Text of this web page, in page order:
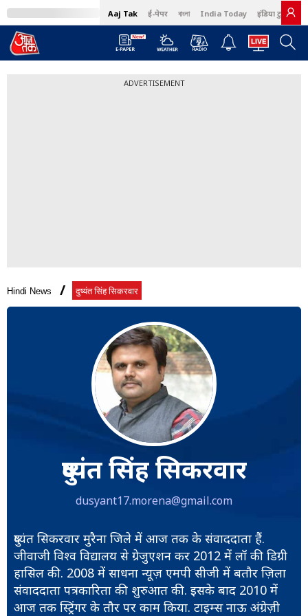
Aaj Tak ई-पेपर বাংলা India Today इंडिया टुडे हिंदी
ADVERTISEMENT
Hindi News दुष्यंत सिंह सिकरवार
दुष्यंत सिंह सिकरवार
dusyant17.morena@gmail.com
दुष्यंत सिकरवार मुरैना जिले में आज तक के संवाददाता हैं.
जीवाजी विश्व विद्यालय से ग्रेजुएशन कर 2012 में लॉ की डिग्री
हासिल की. 2008 में साधना न्यूज़ एमपी सीजी में बतौर ज़िला
संवाददाता पत्रकारिता की शुरुआत की. इसके बाद 2010 में
आज तक स्ट्रिंगर के तौर पर काम किया. टाइम्स नाऊ अंग्रेज़ी